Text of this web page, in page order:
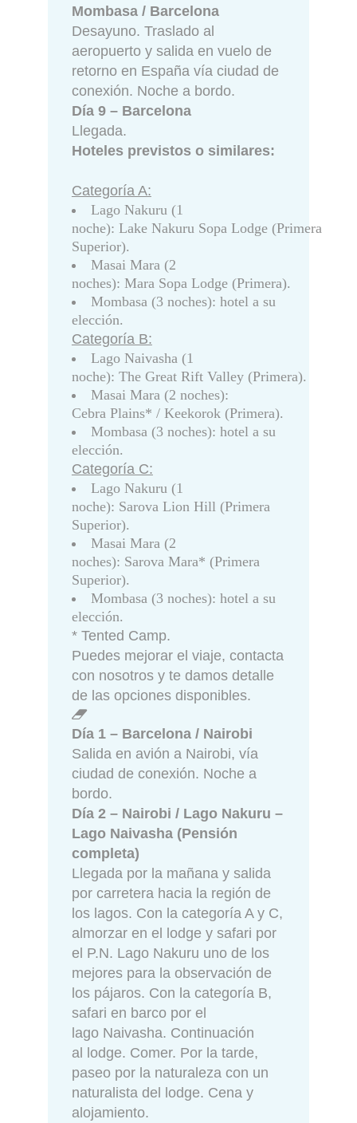
Mombasa / Barcelona
Desayuno. Traslado al
aeropuerto y salida en vuelo de
retorno en España vía ciudad de
conexión. Noche a bordo.
Día 9 – Barcelona
Llegada.
Hoteles previstos o similares:
Categoría A:
Lago Nakuru (1
noche): Lake Nakuru Sopa Lodge (Primera
Superior).
Masai Mara (2
noches): Mara Sopa Lodge (Primera).
Mombasa (3 noches): hotel a su
elección.
Categoría B:
Lago Naivasha (1
noche): The Great Rift Valley (Primera).
Masai Mara (2 noches):
Cebra Plains* / Keekorok (Primera).
Mombasa (3 noches): hotel a su
elección.
Categoría C:
Lago Nakuru (1
noche): Sarova Lion Hill (Primera
Superior).
Masai Mara (2
noches): Sarova Mara* (Primera
Superior).
Mombasa (3 noches): hotel a su
elección.
* Tented Camp.
Puedes mejorar el viaje, contacta
con nosotros y te damos detalle
de las opciones disponibles.
Día 1 – Barcelona / Nairobi
Salida en avión a Nairobi, vía
ciudad de conexión. Noche a
bordo.
Día 2 – Nairobi / Lago Nakuru –
Lago Naivasha (Pensión
completa)
Llegada por la mañana y salida
por carretera hacia la región de
los lagos. Con la categoría A y C,
almorzar en el lodge y safari por
el P.N. Lago Nakuru uno de los
mejores para la observación de
los pájaros. Con la categoría B,
safari en barco por el
lago Naivasha. Continuación
al lodge. Comer. Por la tarde,
paseo por la naturaleza con un
naturalista del lodge. Cena y
alojamiento.